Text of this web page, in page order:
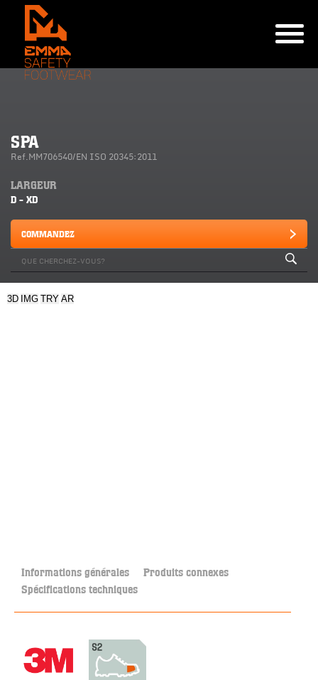
SPA
Ref.MM706540/EN ISO 20345:2011
LARGEUR
D - XD
COMMANDEZ
3D IMG TRY AR
Informations générales Produits connexes
Spécifications techniques